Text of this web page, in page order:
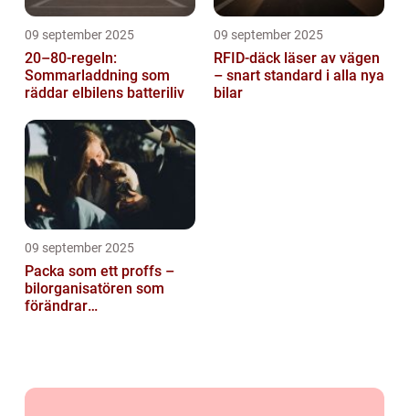
09 september 2025
20–80-regeln:
Sommarladdning som
räddar elbilens batteriliv
09 september 2025
RFID-däck läser av vägen
– snart standard i alla nya
bilar
09 september 2025
Packa som ett proffs –
bilorganisatören som
förändrar